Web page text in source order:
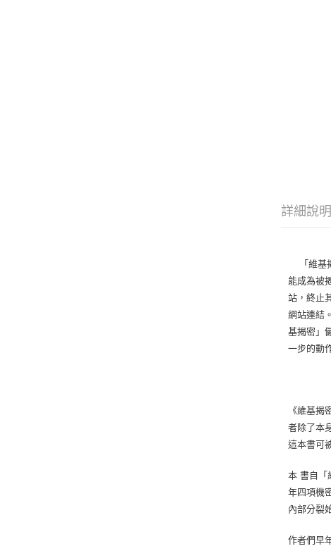
詳細說明
「維基
能成為被
站，終止
網站連結
基揭密」
一步的動
《維基
者除了本
這本書可
本 書自「
年四項機
內部分裂
作者們早